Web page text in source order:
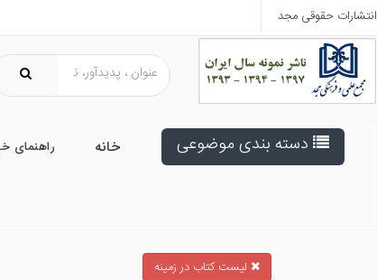
انتشارات حقوقی مجد
دسته بندی موضوعی خانه راهنمای
ليست كتاب در زمينه